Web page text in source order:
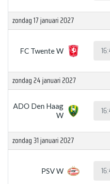
zondag 17 januari 2027
FC Twente W
zondag 24 januari 2027
ADO Den Haag
W
zondag 31 januari 2027
PSV W